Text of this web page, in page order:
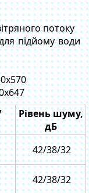
потоку
підйому води
Рівень шуму,
дБ
42/38/32
42/38/32